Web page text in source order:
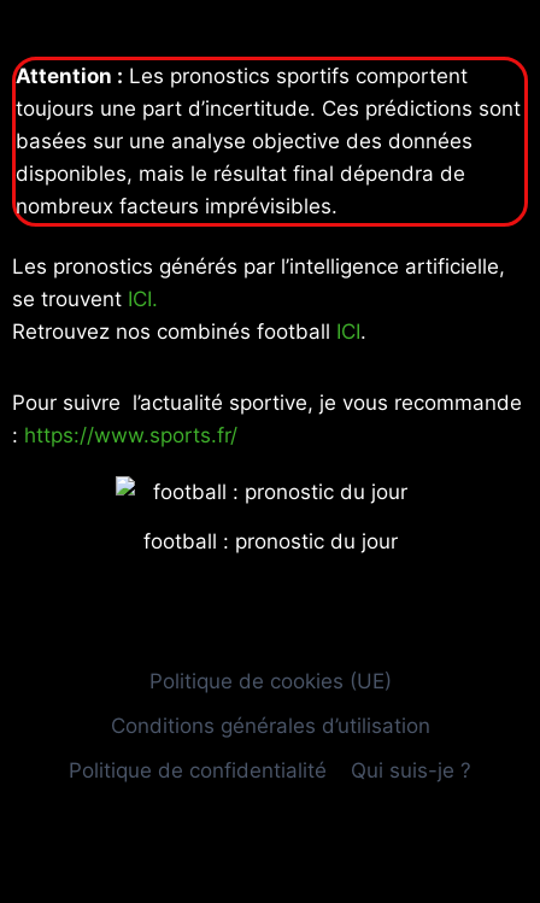
Attention : Les pronostics sportifs comportent
toujours une part d’incertitude. Ces prédictions sont
basées sur une analyse objective des données
disponibles, mais le résultat final dépendra de
nombreux facteurs imprévisibles.
Les pronostics générés par l’intelligence artificielle,
se trouvent ICI.
Retrouvez nos combinés football ICI.
Pour suivre l’actualité sportive, je vous recommande
: https://www.sports.fr/
football : pronostic du jour
Politique de cookies (UE)
Conditions générales d’utilisation
Politique de confidentialité
Qui suis-je ?